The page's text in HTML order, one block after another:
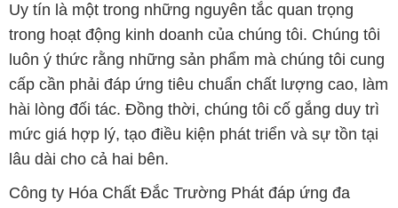
Uy tín là một trong những nguyên tắc quan trọng
trong hoạt động kinh doanh của chúng tôi. Chúng tôi
luôn ý thức rằng những sản phẩm mà chúng tôi cung
cấp cần phải đáp ứng tiêu chuẩn chất lượng cao, làm
hài lòng đối tác. Đồng thời, chúng tôi cố gắng duy trì
mức giá hợp lý, tạo điều kiện phát triển và sự tồn tại
lâu dài cho cả hai bên.
Công ty Hóa Chất Đắc Trường Phát đáp ứng đa